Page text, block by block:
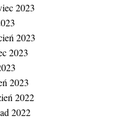
2023
2023
2023
2023
2022
2022